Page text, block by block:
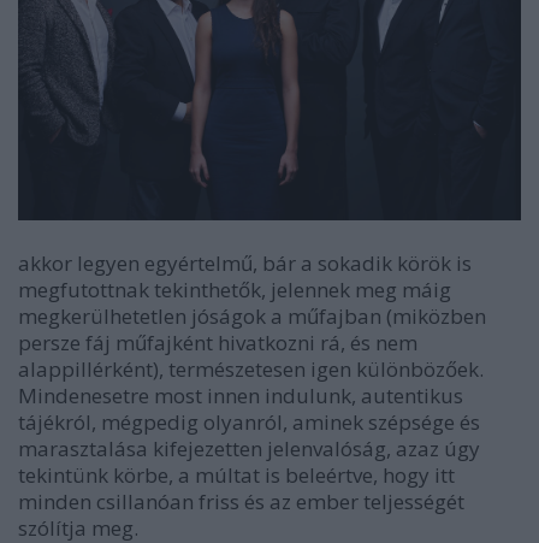
akkor legyen egyértelmű, bár a sokadik körök is
megfutottnak tekinthetők, jelennek meg máig
megkerülhetetlen jóságok a műfajban (miközben
persze fáj műfajként hivatkozni rá, és nem
alappillérként), természetesen igen különbözőek.
Mindenesetre most innen indulunk, autentikus
tájékról, mégpedig olyanról, aminek szépsége és
marasztalása kifejezetten jelenvalóság, azaz úgy
tekintünk körbe, a múltat is beleértve, hogy itt
minden csillanóan friss és az ember teljességét
szólítja meg.